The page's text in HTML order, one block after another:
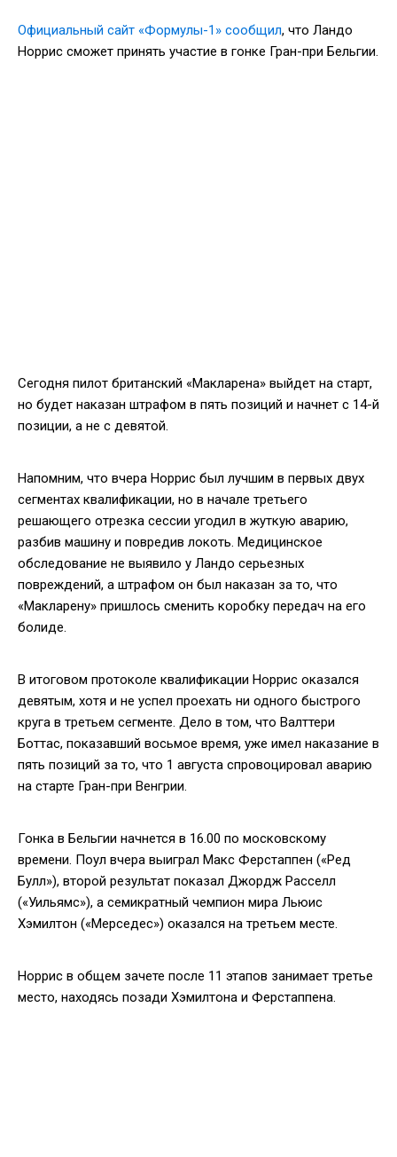
Официальный сайт «Формулы-1» сообщил, что Ландо
Норрис сможет принять участие в гонке Гран-при Бельгии.
Сегодня пилот британский «Макларена» выйдет на старт,
но будет наказан штрафом в пять позиций и начнет с 14-й
позиции, а не с девятой.
Напомним, что вчера Норрис был лучшим в первых двух
сегментах квалификации, но в начале третьего
решающего отрезка сессии угодил в жуткую аварию,
разбив машину и повредив локоть. Медицинское
обследование не выявило у Ландо серьезных
повреждений, а штрафом он был наказан за то, что
«Макларену» пришлось сменить коробку передач на его
болиде.
В итоговом протоколе квалификации Норрис оказался
девятым, хотя и не успел проехать ни одного быстрого
круга в третьем сегменте. Дело в том, что Валттери
Боттас, показавший восьмое время, уже имел наказание в
пять позиций за то, что 1 августа спровоцировал аварию
на старте Гран-при Венгрии.
Гонка в Бельгии начнется в 16.00 по московскому
времени. Поул вчера выиграл Макс Ферстаппен («Ред
Булл»), второй результат показал Джордж Расселл
(«Уильямс»), а семикратный чемпион мира Льюис
Хэмилтон («Мерседес») оказался на третьем месте.
Норрис в общем зачете после 11 этапов занимает третье
место, находясь позади Хэмилтона и Ферстаппена.